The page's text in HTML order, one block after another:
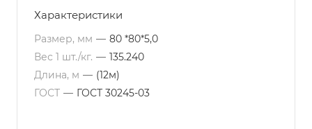
Характеристики
Размер, мм — 80 *80*5,0
Вес 1 шт./кг. — 135.240
Длина, м — (12м)
ГОСТ — ГОСТ 30245-03